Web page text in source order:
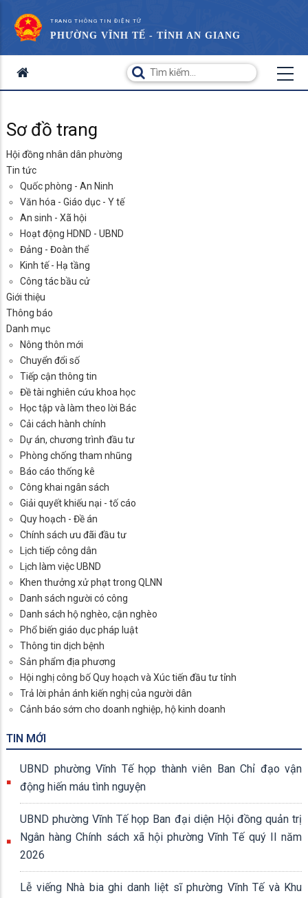
TRANG THÔNG TIN ĐIỆN TỬ
PHƯỜNG VĨNH TẾ - TỈNH AN GIANG
Sơ đồ trang
Hội đồng nhân dân phường
Tin tức
Quốc phòng - An Ninh
Văn hóa - Giáo dục - Y tế
An sinh - Xã hội
Hoạt động HDND - UBND
Đảng - Đoàn thể
Kinh tế - Hạ tầng
Công tác bầu cử
Giới thiệu
Thông báo
Danh mục
Nông thôn mới
Chuyển đổi số
Tiếp cận thông tin
Đề tài nghiên cứu khoa học
Học tập và làm theo lời Bác
Cải cách hành chính
Dự án, chương trình đầu tư
Phòng chống tham nhũng
Báo cáo thống kê
Công khai ngân sách
Giải quyết khiếu nại - tố cáo
Quy hoạch - Đề án
Chính sách ưu đãi đầu tư
Lịch tiếp công dân
Lịch làm việc UBND
Khen thưởng xử phạt trong QLNN
Danh sách người có công
Danh sách hộ nghèo, cận nghèo
Phổ biến giáo dục pháp luật
Thông tin dịch bệnh
Sản phẩm địa phương
Hội nghị công bố Quy hoạch và Xúc tiến đầu tư tỉnh
Trả lời phản ánh kiến nghị của người dân
Cảnh báo sớm cho doanh nghiệp, hộ kinh doanh
TIN MỚI
UBND phường Vĩnh Tế họp thành viên Ban Chỉ đạo vận
động hiến máu tình nguyện
UBND phường Vĩnh Tế họp Ban đại diện Hội đồng quản trị
Ngân hàng Chính sách xã hội phường Vĩnh Tế quý II năm
2026
Lễ viếng Nhà bia ghi danh liệt sĩ phường Vĩnh Tế và Khu